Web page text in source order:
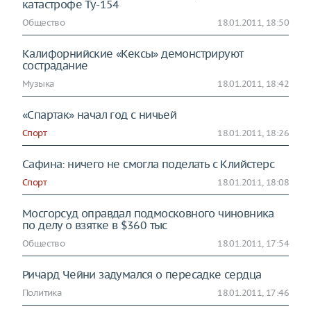
катастрофе Ту-154
Общество 18.01.2011, 18:50
Калифорнийские «Кексы» демонстрируют
сострадание
Музыка 18.01.2011, 18:42
«Спартак» начал год с ничьей
Спорт 18.01.2011, 18:26
Сафина: ничего не смогла поделать с Клийстерс
Спорт 18.01.2011, 18:08
Мосгорсуд оправдал подмосковного чиновника
по делу о взятке в $360 тыс
Общество 18.01.2011, 17:54
Ричард Чейни задумался о пересадке сердца
Политика 18.01.2011, 17:46